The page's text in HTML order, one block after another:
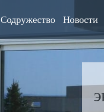
Содружество Новости